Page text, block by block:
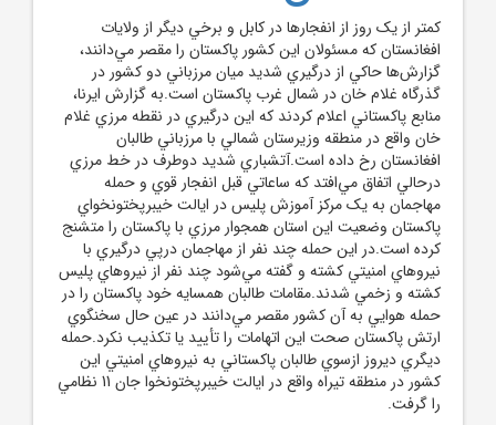
کمتر از يک روز از انفجارها در کابل و برخي ديگر از ولايات
افغانستان که مسئولان اين کشور پاکستان را مقصر مي‌دانند،
گزارش‌ها حاکي از درگيري شديد ميان مرزباني دو کشور در
گذرگاه غلام خان در شمال غرب پاکستان است.به گزارش ايرنا،
منابع پاکستاني اعلام کردند که اين درگيري در نقطه مرزي غلام
خان واقع در منطقه وزيرستان شمالي با مرزباني طالبان
افغانستان رخ داده است.آتشباري شديد دوطرف در خط مرزي
درحالي اتفاق مي‌افتد که ساعاتي قبل انفجار قوي و حمله
مهاجمان به يک مرکز آموزش پليس در ايالت خيبرپختونخواي
پاکستان وضعيت اين استان همجوار مرزي با پاکستان را متشنج
کرده است.در اين حمله چند نفر از مهاجمان درپي درگيري با
نيروهاي امنيتي کشته و گفته مي‌شود چند نفر از نيروهاي پليس
کشته و زخمي شدند.مقامات طالبان همسايه خود پاکستان را در
حمله هوايي به آن کشور مقصر مي‌دانند در عين حال سخنگوي
ارتش پاکستان صحت اين اتهامات را تأييد يا تکذيب نکرد.حمله
ديگري ديروز ازسوي طالبان پاکستاني به نيروهاي امنيتي اين
کشور در منطقه تيراه واقع در ايالت خيبرپختونخوا جان 11 نظامي
را گرفت.